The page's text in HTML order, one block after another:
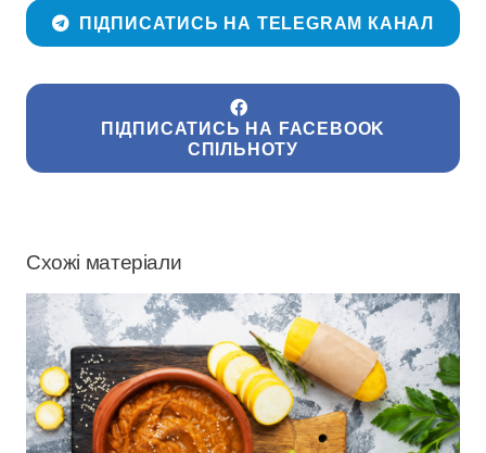
ПІДПИСАТИСЬ НА TELEGRAM КАНАЛ
ПІДПИСАТИСЬ НА FACEBOOK
СПІЛЬНОТУ
Схожі матеріали